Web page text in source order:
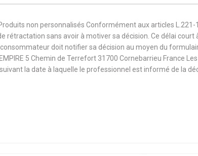
non personnalisés Conformément aux articles
rétractation sans avoir à motiver sa décision. Ce délai
doit notifier sa décision au moyen du
5 Chemin de Terrefort 31700 Cornebarrieu France
la date à laquelle le professionnel est informé de la